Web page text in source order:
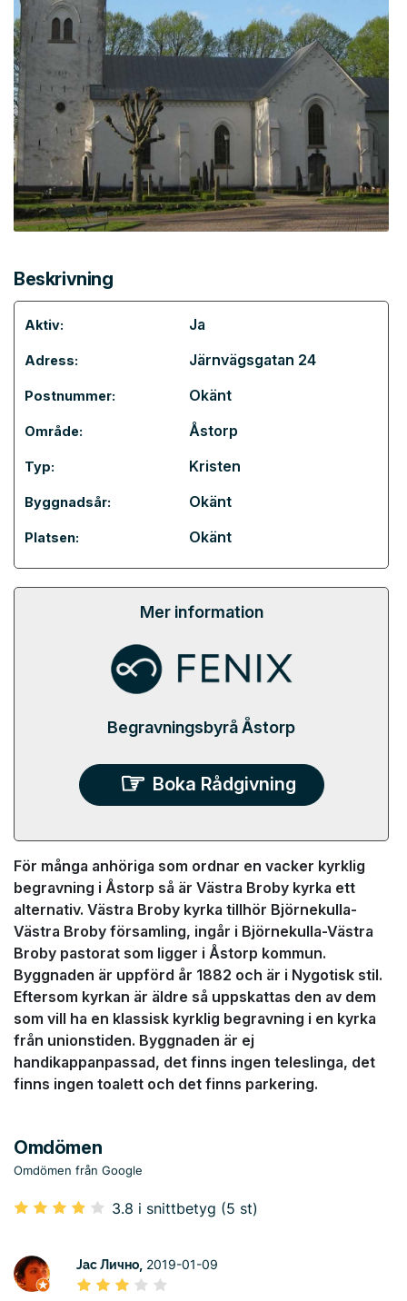
Beskrivning
Aktiv: Ja
Adress: Järnvägsgatan 24
Postnummer: Okänt
Område: Åstorp
Typ: Kristen
Byggnadsår: Okänt
Platsen: Okänt
Mer information
Begravningsbyrå Åstorp
Boka Rådgivning
För många anhöriga som ordnar en vacker kyrklig
begravning i Åstorp så är Västra Broby kyrka ett
alternativ. Västra Broby kyrka tillhör Björnekulla-
Västra Broby församling, ingår i Björnekulla-Västra
Broby pastorat som ligger i Åstorp kommun.
Byggnaden är uppförd år 1882 och är i Nygotisk stil.
Eftersom kyrkan är äldre så uppskattas den av dem
som vill ha en klassisk kyrklig begravning i en kyrka
från unionstiden. Byggnaden är ej
handikappanpassad, det finns ingen teleslinga, det
finns ingen toalett och det finns parkering.
Omdömen
Omdömen från Google
3.8 i snittbetyg (5 st)
Јас Лично, 2019-01-09